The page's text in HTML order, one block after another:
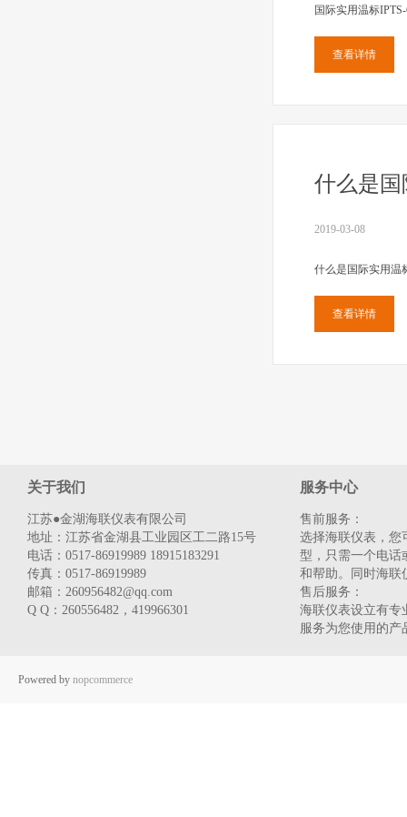
国际实用温标
查看详情
什么是国
2019-03-08
什么是国际实用温
查看详情
关于我们
江苏●金湖海联仪表有限公司
地址：江苏省金湖县工业园区工二路15号
电话：0517-86919989 18915183291
传真：0517-86919989
邮箱：260956482@qq.com
Q Q：260556482，419966301
服务中心
售前服务：
选择海联仪表，您
型，只需一个电话
和帮助。同时海联
售后服务：
海联仪表设立有专
服务为您使用的产
Powered by nopcommerce